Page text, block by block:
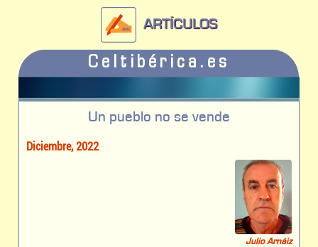
ARTÍCULOS
Celtibérica.es
Un pueblo no se vende
Diciembre, 2022
Julio Arnáiz